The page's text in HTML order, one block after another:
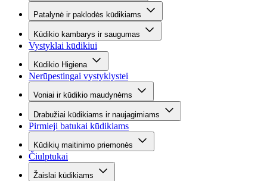
Patalynė ir paklodės kūdikiams
Kūdikio kambarys ir saugumas
Vystyklai kūdikiui
Kūdikio Higiena
Nerūpestingai vystyklystei
Voniai ir kūdikio maudynėms
Drabužiai kūdikiams ir naujagimiams
Pirmieji batukai kūdikiams
Kūdikių maitinimo priemonės
Čiulptukai
Žaislai kūdikiams